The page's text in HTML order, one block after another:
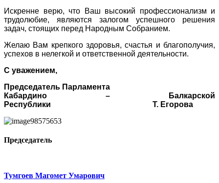
Искренне верю, что Ваш высокий профессионализм и
трудолюбие, являются залогом успешного решения
задач, стоящих перед Народным Собранием.
Желаю Вам крепкого здоровья, счастья и благополучия,
успехов в нелегкой и ответственной деятельности.
С уважением,
Председатель Парламента
Кабардино – Балкарской
Республики Т. Егорова
Председатель
Тумгоев Магомет Умарович